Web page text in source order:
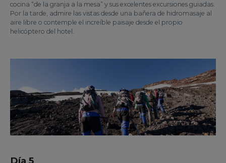
cocina “de la granja a la mesa” y sus excelentes excursiones guiadas.
Por la tarde, admire las vistas desde una bañera de hidromasaje al
aire libre o contemple el increíble paisaje desde el propio
helicóptero del hotel.